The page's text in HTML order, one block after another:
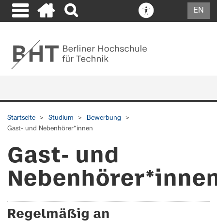
EN
Startseite Studium
Bewerbung
Gast- und Nebenhörer*innen
Gast- und
Regelmäßig an